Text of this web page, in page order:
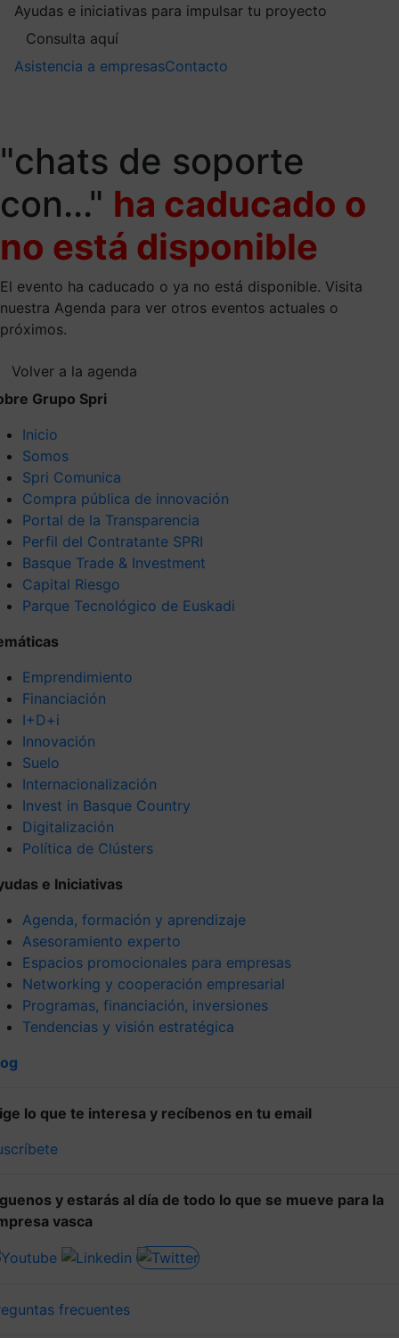
Ayudas e iniciativas para impulsar tu proyecto
Consulta aquí
Asistencia a empresasContacto
"chats de soporte
con..." ha caducado o
no está disponible
El evento ha caducado o ya no está disponible. Visita
nuestra Agenda para ver otros eventos actuales o
próximos.
Volver a la agenda
Grupo Spri
Inicio
Somos
Spri Comunica
Compra pública de innovación
Portal de la Transparencia
Perfil del Contratante SPRI
Basque Trade & Investment
Capital Riesgo
Parque Tecnológico de Euskadi
Emprendimiento
Financiación
I+D+i
Innovación
Suelo
Internacionalización
Invest in Basque Country
Digitalización
Política de Clústers
e Iniciativas
Agenda, formación y aprendizaje
Asesoramiento experto
Espacios promocionales para empresas
Networking y cooperación empresarial
Programas, financiación, inversiones
Tendencias y visión estratégica
lo que te interesa y recíbenos en tu email
y estarás al día de todo lo que se mueve para la
vasca
frecuentes